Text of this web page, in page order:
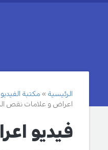
الرئيسية مكتبة الفيديو
اعراض و علامات نقص
فيديو